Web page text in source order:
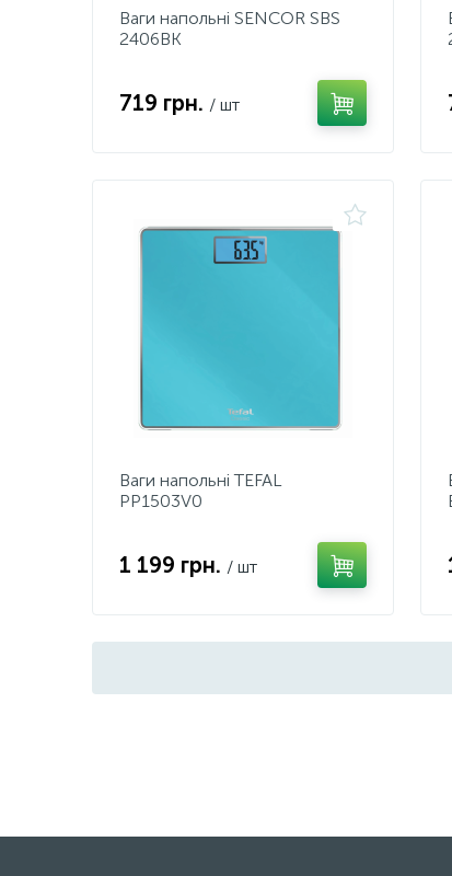
Ваги напольні SENCOR SBS
2406BK
719 грн. / шт
Ваги напольні TEFAL
PP1503V0
1 199 грн. / шт